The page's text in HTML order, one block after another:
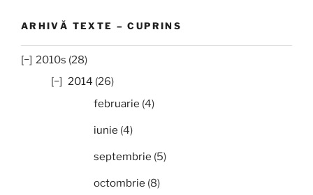
ARHIVĂ TEXTE – CUPRINS
2010s (28)
2014 (26)
februarie (4)
iunie (4)
septembrie (5)
octombrie (8)